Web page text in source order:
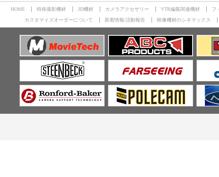
HOME 特殊撮影機材 3D機材 カメラアクセサリー VTR編集関連機材
フ
カスタマイズオーダーについて
新着情報/活動報告 映像機材のシネマックス